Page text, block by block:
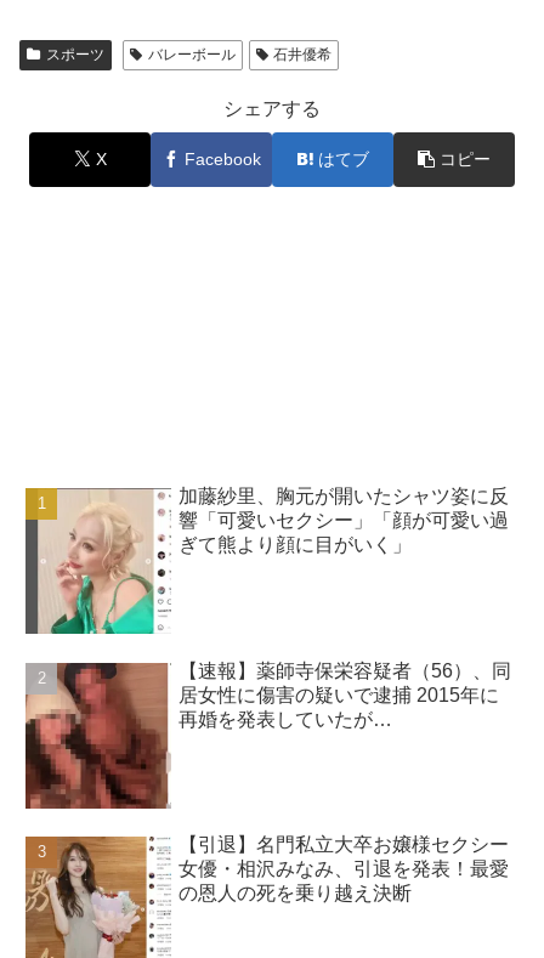
スポーツ バレーボール 石井優希
シェアする
X Facebook はてブ コピー
加藤紗里、胸元が開いたシャツ姿に反
響「可愛いセクシー」「顔が可愛い過
ぎて熊より顔に目がいく」
【速報】薬師寺保栄容疑者（56）、同
居女性に傷害の疑いで逮捕 2015年に
再婚を発表していたが…
【引退】名門私立大卒お嬢様セクシー
女優・相沢みなみ、引退を発表！最愛
の恩人の死を乗り越え決断